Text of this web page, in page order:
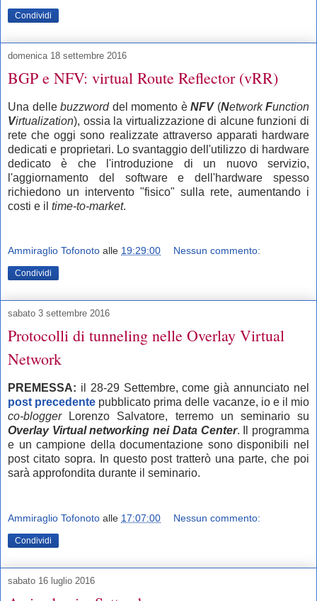
Condividi
domenica 18 settembre 2016
BGP e NFV: virtual Route Reflector (vRR)
Una delle buzzword del momento è NFV (NetworkFunction
Virtualization), ossia la virtualizzazione di alcune funzioni di
rete che oggi sono realizzate attraverso apparati hardware
dedicati e proprietari. Lo svantaggio dell'utilizzo di hardware
dedicato è che l'introduzione di un nuovo servizio,
l'aggiornamento del software e dell'hardware spesso
richiedono un intervento "fisico" sulla rete, aumentando i
costi e il time-to-market.
Ammiraglio Tofonoto alle 19:29:00 Nessun commento:
Condividi
sabato 3 settembre 2016
Protocolli di tunneling nelle Overlay Virtual
Network
PREMESSA: il 28-29 Settembre, come già annunciato nel
post precedente pubblicato prima delle vacanze, io e il mio
co-bloggerLorenzo Salvatore, terremo un seminario su
Overlay Virtual networking nei Data Center. Il programma
e un campione della documentazione sono disponibili nel
post citato sopra. In questo post tratterò una parte, che poi
sarà approfondita durante il seminario.
Ammiraglio Tofonoto alle 17:07:00 Nessun commento:
Condividi
sabato 16 luglio 2016